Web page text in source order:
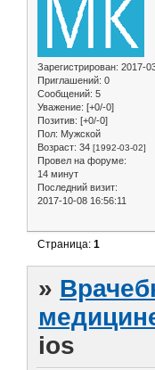
Зарегистрирован: 2017-
Приглашений: 0
Сообщений: 5
Уважение: [+0/-0]
Позитив: [+0/-0]
Пол: Мужской
Возраст: 34 [1992-03-02]
Провел на форуме:
14 минут
Последний визит:
2017-10-08 16:56:11
Страница:1
»
ios